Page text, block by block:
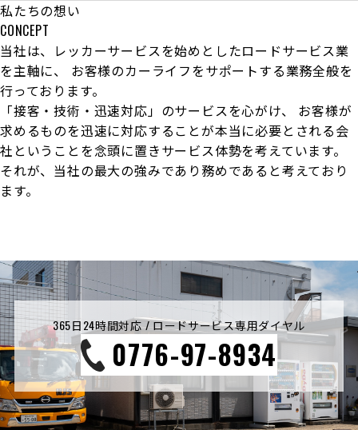
私たちの想い
CONCEPT
当社は、レッカーサービスを始めとしたロードサービス業
を主軸に、
お客様のカーライフをサポートする業務全般を
行っております。
「接客・技術・迅速対応」のサービスを心がけ、
お客様が
求めるものを迅速に対応することが本当に必要とされる会
社ということを念頭に置きサービス体勢を考えています。
それが、当社の最大の強みであり務めであると考えており
ます。
365日24時間対応 / ロードサービス専用ダイヤル
0776-97-8934